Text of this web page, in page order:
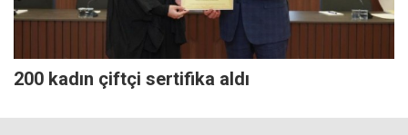
200 kadın çiftçi sertifika aldı